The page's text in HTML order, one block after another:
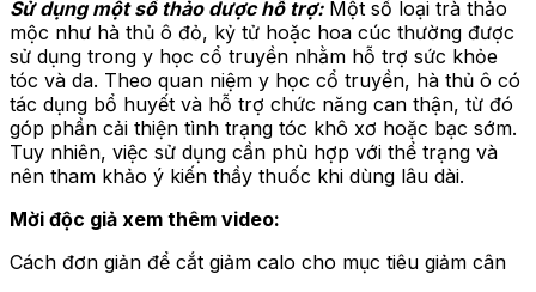
Sử dụng một số thảo dược hỗ trợ:Một số loại trà thảo
mộc như hà thủ ô đỏ, kỷ tử hoặc hoa cúc thường được
sử dụng trong y học cổ truyền nhằm hỗ trợ sức khỏe
tóc và da. Theo quan niệm y học cổ truyền, hà thủ ô có
tác dụng bổ huyết và hỗ trợ chức năng can thận, từ đó
góp phần cải thiện tình trạng tóc khô xơ hoặc bạc sớm.
Tuy nhiên, việc sử dụng cần phù hợp với thể trạng và
nên tham khảo ý kiến thầy thuốc khi dùng lâu dài.
Mời độc giả xem thêm video:
Cách đơn giản để cắt giảm calo cho mục tiêu giảm cân